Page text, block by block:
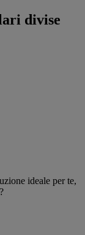
divise
ideale per te,